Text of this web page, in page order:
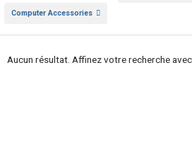
Computer Accessories
Aucun résultat. Affinez votre recherche